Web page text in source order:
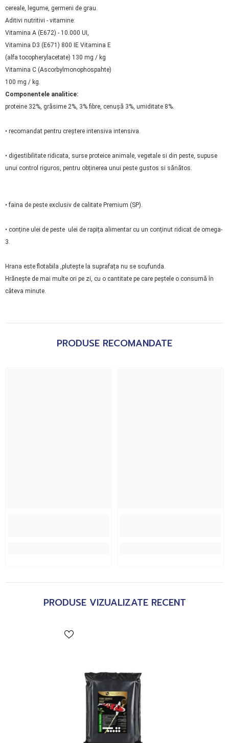
cereale, legume, germeni de grau.
Aditivi nutritivi - vitamine:
Vitamina A (E672) - 10.000 UI,
Vitamina D3 (E671) 800 IE Vitamina E
(alfa tocopherylacetate) 130 mg / kg
Vitamina C (Ascorbylmonophospahte)
100 mg / kg.
Componentele analitice:
proteine 32%, grăsime 2%, 3% fibre, cenușă 3%, umiditate 8%.
• recomandat pentru creștere intensiva intensiva.
• digestibilitate ridicata, surse proteice animale, vegetale si din peste, supuse
unui control riguros, pentru obținerea unui peste gustos si sănătos.
• faina de peste exclusiv de calitate Premium (SP).
• conține ulei de peste ulei de rapița alimentar cu un conținut ridicat de omega-
3.
Hrana este flotabila ,plutește la suprafața nu se scufunda.
Hrănește de mai multe ori pe zi, cu o cantitate pe care peștele o consumă în
câteva minute.
PRODUSE RECOMANDATE
PRODUSE VIZUALIZATE RECENT